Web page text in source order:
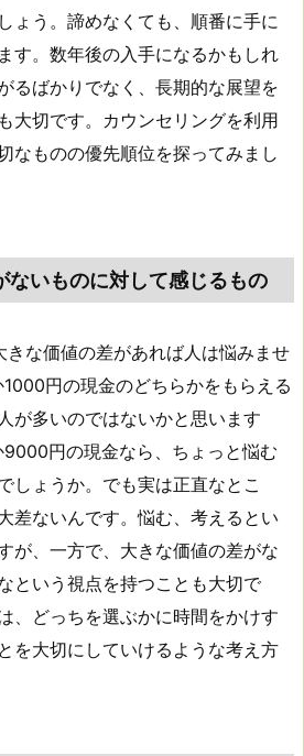
ょう。諦めなくても、順番に手に
す。数年後の入手になるかもしれ
るばかりでなく、長期的な展望を
大切です。カウンセリングを利用
なものの優先順位を探ってみまし
ないものに対して感じるもの
な価値の差があれば人は悩みませ
円の現金のどちらかをもらえる
が多いのではないかと思います
円の現金なら、ちょっと悩む
しょうか。でも実は正直なとこ
差ないんです。悩む、考えるとい
が、一方で、大きな価値の差がな
という視点を持つことも大切で
、どっちを選ぶかに時間をかけす
を大切にしていけるような考え方